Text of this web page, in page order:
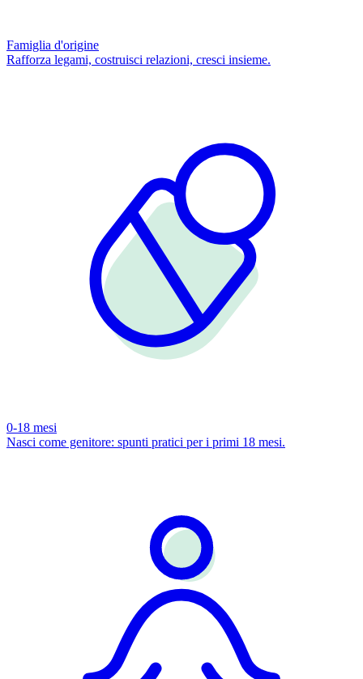
Famiglia d'origine
Rafforza legami, costruisci relazioni, cresci insieme.
0-18 mesi
Nasci come genitore: spunti pratici per i primi 18 mesi.